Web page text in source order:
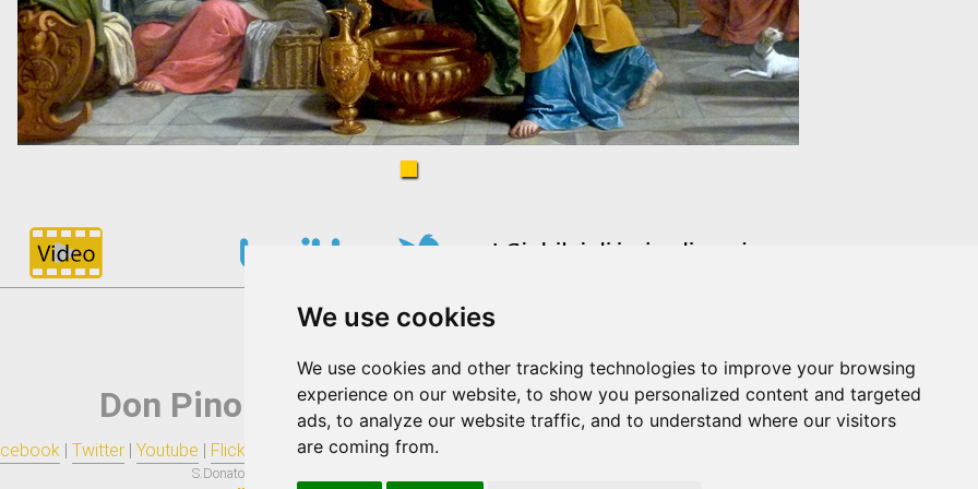
We use cookies
We use cookies and other tracking technologies to improve your browsing
experience on our website, to show you personalized content and targeted
ads, to analyze our website traffic, and to understand where our visitors
are coming from.
Don Pino Esposito
| Twitter| Youtube | Flickr Tumblr| Blogger|Pinterest
S.Donato di Ninea